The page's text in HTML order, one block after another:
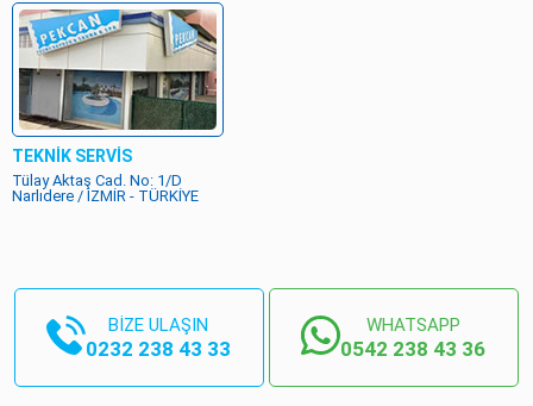
TEKNİK SERVİS
Tülay Aktaş Cad. No: 1/D
Narlıdere / İZMİR - TÜRKİYE
BİZE ULAŞIN
0232 238 43 33
WHATSAPP
0542 238 43 36